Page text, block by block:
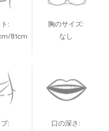
:
81cm
胸のサイズ:
なし
:
口の深さ: